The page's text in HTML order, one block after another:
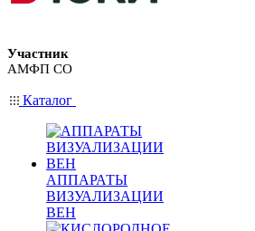
Участник
АМФП СО
Каталог
АППАРАТЫ
ВИЗУАЛИЗАЦИИ
ВЕН